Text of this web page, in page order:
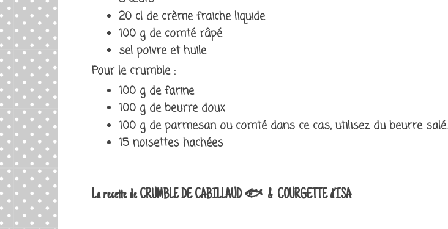
20 cl de crème fraiche liquide
100 g de comté râpé
sel poivre et huile
Pour le crumble :
100 g de farine
100 g de beurre doux
100 g de parmesan ou comté dans ce cas, utilisez du beurre salé.
15 noisettes hachées
La recette deCRUMBLE DE CABILLAUD 🐟 & COURGETTE d’ISA